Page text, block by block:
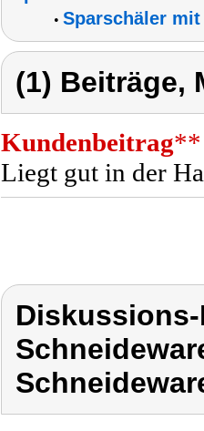
• Sparschäler
(1) Beiträge,
Kundenbeitrag**
Liegt gut in der